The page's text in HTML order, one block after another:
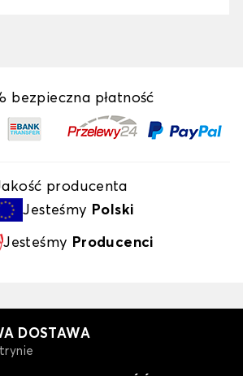
bezpieczna płatność
producenta
Jesteśmy Polski
Jesteśmy Producenci
DOSTAWA